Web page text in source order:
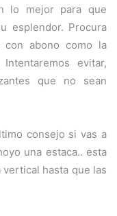
lo mejor para que
esplendor. Procura
abono como la
evitar,
que no sean
consejo si vas a
una estaca.. esta
hasta que las